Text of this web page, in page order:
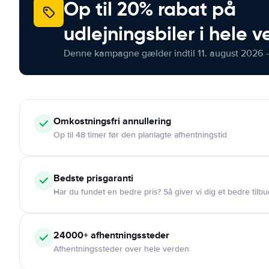
Op til 20% rabat på
udlejningsbiler i hele
Denne kampagne gælder indtil 11. august 2026
Omkostningsfri annullering
Op til 48 timer før den planlagte afhentningstid
Bedste prisgaranti
Har du fundet en bedre pris? Så giver vi dig et bedre
24000+afhentningssteder
Afhentningssteder over hele verden